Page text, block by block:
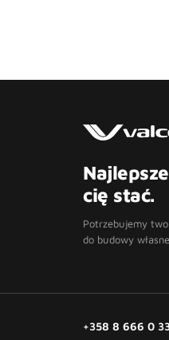
cię stać.
Potrzebujemy
do budowy
+358 8 666 0